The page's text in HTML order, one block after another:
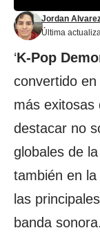
Última
Jordan
‘K-Pop
convertido
más exitosas
destacar no
globales de
también en
las
banda sonora.